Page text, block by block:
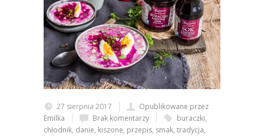
27 sierpnia 2017
Opublikowane przez
Emilka
Brak komentarzy buraczki,
chłodnik, danie, kiszone, przepis, smak, tradycja,